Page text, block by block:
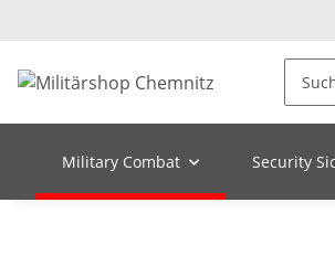
Military Combat Security